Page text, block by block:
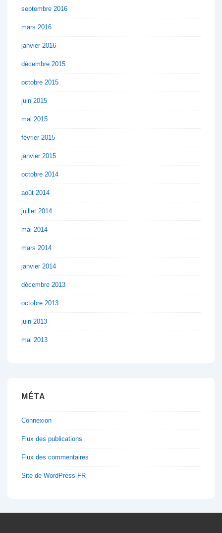
septembre 2016
mars 2016
janvier 2016
décembre 2015
octobre 2015
juin 2015
mai 2015
février 2015
janvier 2015
octobre 2014
août 2014
juillet 2014
mai 2014
mars 2014
janvier 2014
décembre 2013
octobre 2013
juin 2013
mai 2013
MÉTA
Connexion
Flux des publications
Flux des commentaires
Site de WordPress-FR